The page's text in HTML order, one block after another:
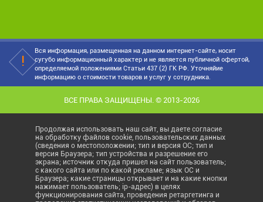
Вся информация, размещенная на данном интернет-сайте, носит
сугубо информационный характер и не является публичной офертой,
определяемой положениями Статьи 437 (2) ГК РФ. Уточняйие
информацию о стоимости товаров и услуг у сотрудника.
ВСЕ ПРАВА ЗАЩИЩЕНЫ. © 2013-2026
Продолжая использовать наш сайт, вы даете согласие
на обработку файлов cookie, пользовательских данных
(сведения о местоположении; тип и версия ОС; тип и
версия Браузера; тип устройства и разрешение его
экрана; источник откуда пришел на сайт пользователь;
с какого сайта или по какой рекламе; язык ОС и
Браузера; какие страницы открывает и на какие кнопки
нажимает пользователь; ip-адрес) в целях
функционирования сайта, проведения ретаргетинга и